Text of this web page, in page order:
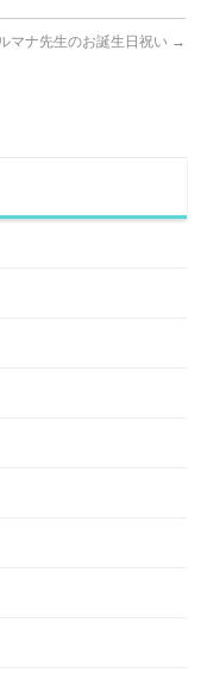
マナ先生のお誕生日祝い →